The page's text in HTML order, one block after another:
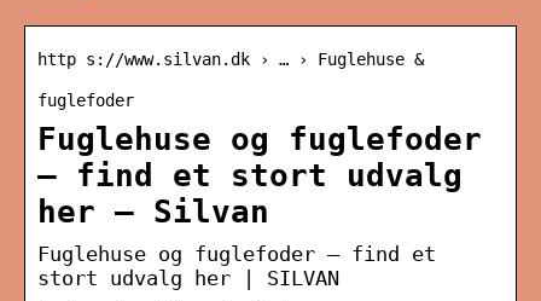
http s://www.silvan.dk › … › Fuglehuse &
fuglefoder
Fuglehuse og fuglefoder
– find et stort udvalg
her – Silvan
Fuglehuse og fuglefoder – find et
stort udvalg her | SILVAN